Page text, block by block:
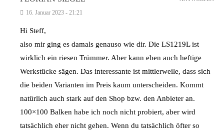
16. Januar 2023 - 21:21
Hi Steff,
also mir ging es damals genauso wie dir. Die LS1219L ist
wirklich ein riesen Trümmer. Aber kann eben auch heftige
Werkstücke sägen. Das interessante ist mittlerweile, dass sich
die beiden Varianten im Preis kaum unterscheiden. Kommt
natürlich auch stark auf den Shop bzw. den Anbieter an.
100×100 Balken habe ich noch nicht probiert, aber wird
tatsächlich eher nicht gehen. Wenn du tatsächlich öfter so